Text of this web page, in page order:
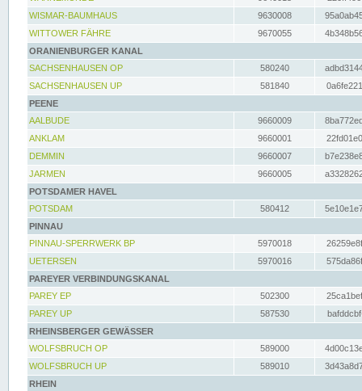
WISMAR-BAUMHAUS
9630008
WITTOWER FÄHRE
9670055
ORANIENBURGER KANAL
SACHSENHAUSEN OP
580240
SACHSENHAUSEN UP
581840
PEENE
AALBUDE
9660009
ANKLAM
9660001
DEMMIN
9660007
JARMEN
9660005
POTSDAMER HAVEL
POTSDAM
580412
PINNAU
PINNAU-SPERRWERK BP
5970018
UETERSEN
5970016
PAREYER VERBINDUNGSKANAL
PAREY EP
502300
PAREY UP
587530
RHEINSBERGER GEWÄSSER
WOLFSBRUCH OP
589000
WOLFSBRUCH UP
589010
RHEIN